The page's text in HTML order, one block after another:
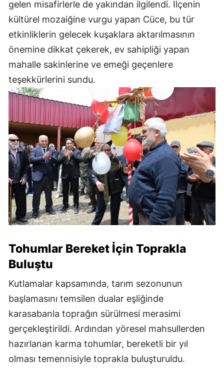
gelen misafirlerle de yakından ilgilendi. İlçenin
kültürel mozaiğine vurgu yapan Cüce, bu tür
etkinliklerin gelecek kuşaklara aktarılmasının
önemine dikkat çekerek, ev sahipliği yapan
mahalle sakinlerine ve emeği geçenlere
teşekkürlerini sundu.
Tohumlar Bereket İçin Toprakla
Buluştu
Kutlamalar kapsamında, tarım sezonunun
başlamasını temsilen dualar eşliğinde
karasabanla toprağın sürülmesi merasimi
gerçekleştirildi. Ardından yöresel mahsullerden
hazırlanan karma tohumlar, bereketli bir yıl
olması temennisiyle toprakla buluşturuldu.